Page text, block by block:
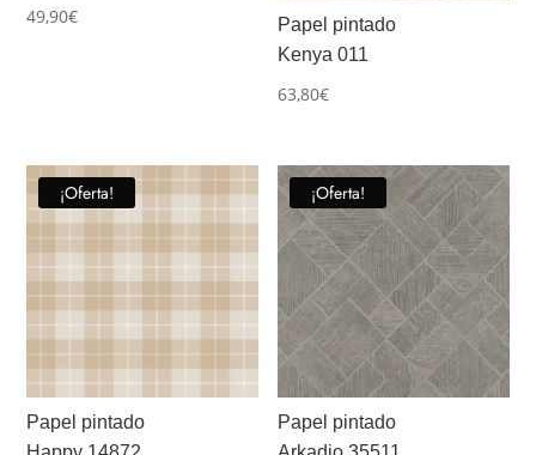
49,90€
Papel pintado
Kenya 011
63,80€
¡Oferta!
Papel pintado
¡Oferta!
Papel pintado